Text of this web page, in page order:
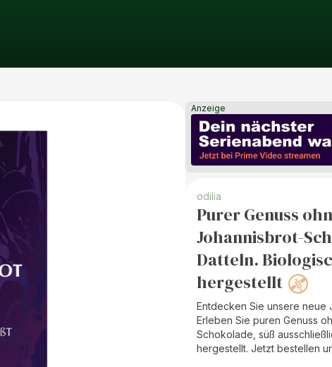
Anzeige
odilia
Purer Genuss
Johannisbrot-
Datteln.
hergestellt
Entdecken Sie unsere neue
Erleben Sie puren Genuss
Schokolade, süß
hergestellt. Jetzt bestellen